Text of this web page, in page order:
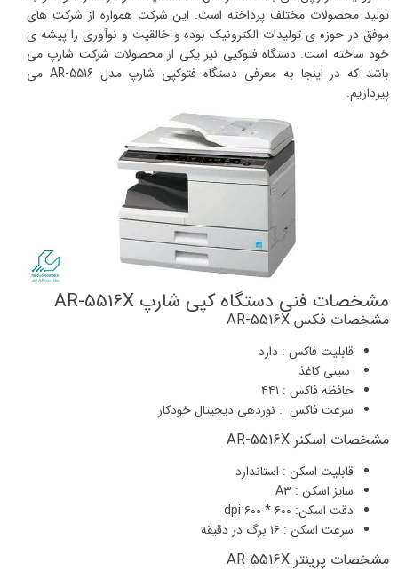
تولید محصولات مختلف پرداخته است. این شرکت همواره از شرکت های
موفق در حوزه ی تولیدات الکترونیک بوده و خالقیت و نوآوری را پیشه ی
خود ساخته است. دستگاه فتوکپی نیز یکی از محصولات شرکت شارپ می
باشد که در اینجا به معرفی دستگاه فتوکپی شارپ مدل AR-5516 می
پیردازیم.
مشخصات فنی دستگاه کپی شارپ AR-5516X
مشخصات فکس AR-5516X
قابلیت فاکس : دارد
سینی کاغذ
حافظه فاکس : ۴۴۱
سرعت فاکس : نوردهی دیجیتال خودکار
مشخصات اسکنر AR-5516X
قابلیت اسکن : استاندارد
سایز اسکن : A3
دقت اسکن: ۶۰۰ * ۶۰۰ dpi
سرعت اسکن : ۱۶ برگ در دقیقه
مشخصات پرینتر AR-5516X